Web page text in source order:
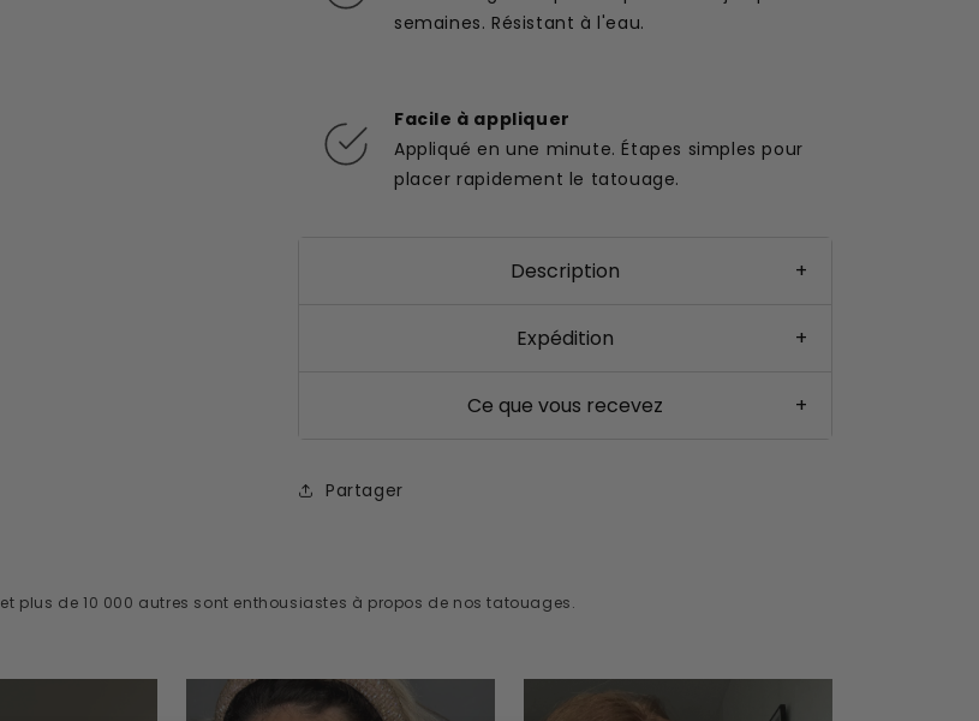
semaines. Résistant à l'eau.
Facile à appliquer
Appliqué en une minute. Étapes simples pour
placer rapidement le tatouage.
Description +
Expédition +
Ce que vous recevez +
Partager
et plus de 10 000 autres sont enthousiastes à propos de nos tatouages.